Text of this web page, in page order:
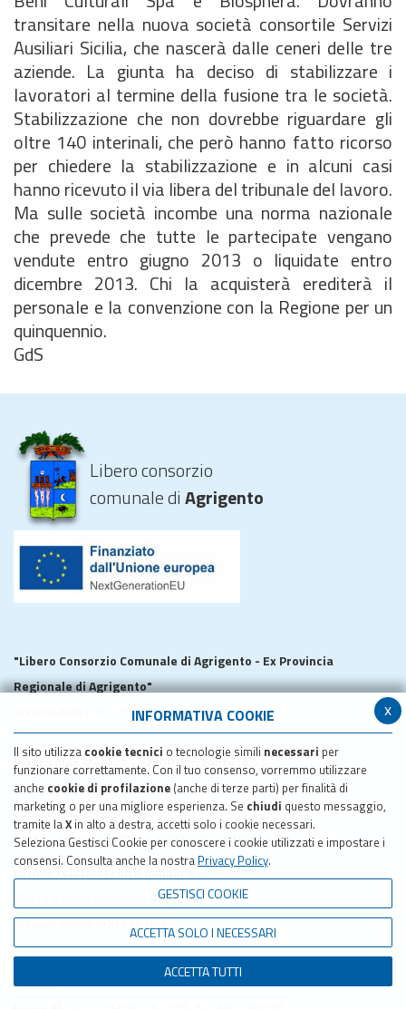
x
INFORMATIVA COOKIE
Il sito utilizza cookie tecnici o tecnologie simili necessari per
funzionare correttamente. Con il tuo consenso, vorremmo utilizzare
anche cookie di profilazione (anche di terze parti) per finalità di
marketing o per una migliore esperienza. Se chiudi questo messaggio,
tramite laX in alto a destra, accetti solo i cookie necessari.
Seleziona Gestisci Cookie per conoscere i cookie utilizzati e impostare i
consensi. Consulta anche la nostra Privacy Policy.
GESTISCI COOKIE
ACCETTA SOLO I NECESSARI
ACCETTA TUTTI
transitare nella nuova società consortile Servizi
Ausiliari Sicilia, che nascerà dalle ceneri delle tre
aziende. La giunta ha deciso di stabilizzare i
lavoratori al termine della fusione tra le società.
Stabilizzazione che non dovrebbe riguardare gli
oltre 140 interinali, che però hanno fatto ricorso
per chiedere la stabilizzazione e in alcuni casi
hanno ricevuto il via libera del tribunale del lavoro.
Ma sulle società incombe una norma nazionale
che prevede che tutte le partecipate vengano
vendute entro giugno 2013 o liquidate entro
dicembre 2013. Chi la acquisterà erediterà il
personale e la convenzione con la Regione per un
quinquennio.
GdS
Libero consorzio
comunale diAgrigento
"Libero Consorzio Comunale di Agrigento - Ex Provincia
Regionale di Agrigento"
ai sensi della L.R. n.15/2015
Piazza Aldo Moro, 1 - 92100 Agrigento (AG.)
Tel.0922 593 111
C.F.eP.IVA: 80002590844
Email -protocollo@pec.provincia.agrigento.it
Piazza Vittorio Emanuele Agrigento
Numero Verde 800 236 837
Orari